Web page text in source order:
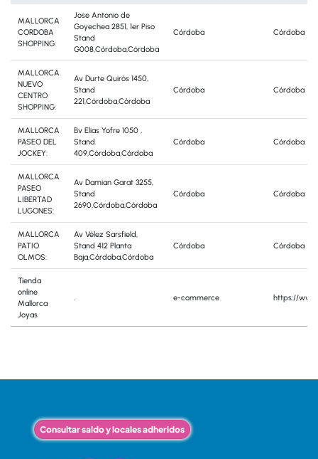
MALLORCA
CORDOBA
SHOPPING:
Jose Antonio de
Goyechea 2851, 1er Piso
Stand
G008,Córdoba,Córdoba
Córdoba Córdoba
MALLORCA
NUEVO
CENTRO
SHOPPING:
Av Durte Quirós 1450,
Stand
221,Córdoba,Córdoba
Córdoba Córdoba
MALLORCA
PASEO DEL
JOCKEY:
Bv Elias Yofre 1050 ,
Stand
409,Córdoba,Córdoba
Córdoba Córdoba
MALLORCA
PASEO
LIBERTAD
LUGONES:
Av Damian Garat 3255,
Stand
2690,Córdoba,Córdoba
Córdoba Córdoba
MALLORCA
PATIO
OLMOS:
Av Vélez Sarsfield,
Stand 412 Planta
Baja,Córdoba,Córdoba
Córdoba Córdoba
Tienda
online
Mallorca
Joyas
. e-commerce https://
Consultar saldo y locales adheridos